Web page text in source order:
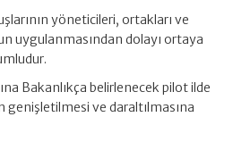
yöneticileri, ortakları ve
uygulanmasından dolayı ortaya
Bakanlıkça belirlenecek pilot ilde
genişletilmesi ve daraltılmasına